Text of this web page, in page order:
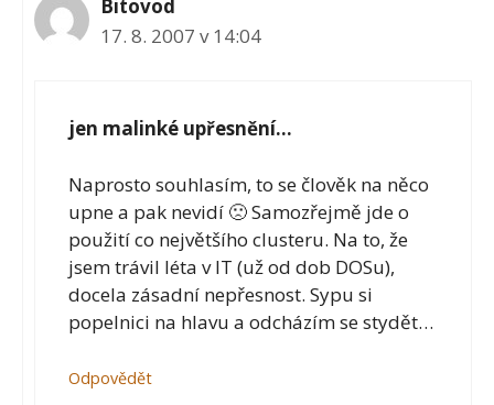
Bitovod
17. 8. 2007 v 14:04
jen malinké upřesnění…
Naprosto souhlasím, to se člověk na něco
upne a pak nevidí 🙁 Samozřejmě jde o
použití co největšího clusteru. Na to, že
jsem trávil léta v IT (už od dob DOSu),
docela zásadní nepřesnost. Sypu si
popelnici na hlavu a odcházím se stydět…
Odpovědět